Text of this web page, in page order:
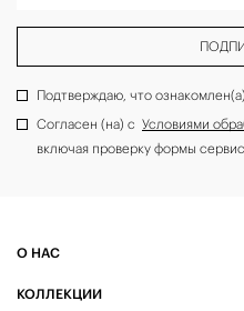
Подтверждаю, что
Согласен (на) с Условиями
включая проверку формы
О НАС
КОЛЛЕКЦИИ